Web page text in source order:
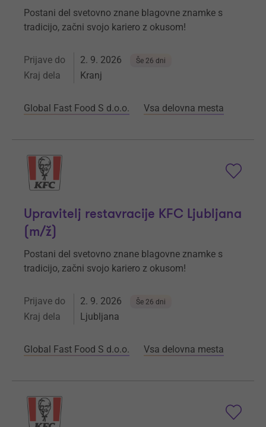
Postani del svetovno znane blagovne znamke s
tradicijo, začni svojo kariero z okusom!
Prijave do 2. 9. 2026 Še 26 dni
Kraj dela Kranj
Global Fast Food S d.o.o. Vsa delovna mesta
Upravitelj restavracije KFC Ljubljana
(m/ž)
Postani del svetovno znane blagovne znamke s
tradicijo, začni svojo kariero z okusom!
Prijave do 2. 9. 2026 Še 26 dni
Kraj dela Ljubljana
Global Fast Food S d.o.o. Vsa delovna mesta